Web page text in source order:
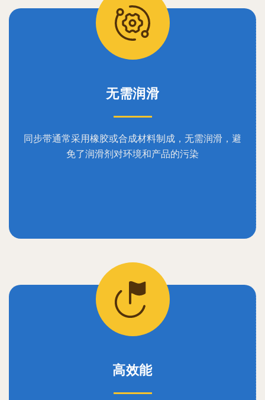
无需润滑
同步带通常采用橡胶或合成材料制成，无需润滑，避
免了润滑剂对环境和产品的污染
高效能